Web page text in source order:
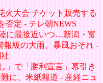
火大会 チケット販売する
否定 - テレ朝NEWS
に最接近いつ…新潟・富
報級の大雨、暴風おそれ -
」で「勝利宣言」幕引き
に、米紙報道 - 産経ニュ